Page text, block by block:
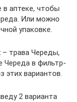
в аптеке, чтобы
Или можно
упаковке.
– трава Череды,
Череда в фильтр-
этих вариантов.
2 варианта